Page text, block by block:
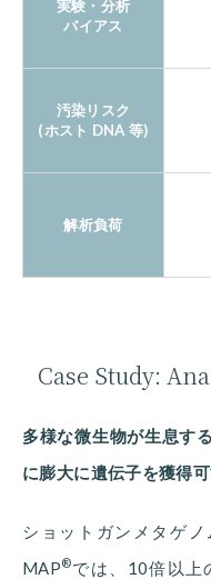
実験・分析
バイアス
汚染リスク
(ホスト DNA 等)
解析負荷
Case Study:
多様な微生物が生息す
に膨大に遺伝子を獲得
ショットガンメタゲ
MAP®では、10倍以上